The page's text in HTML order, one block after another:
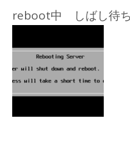
reboot中 しばし待ち